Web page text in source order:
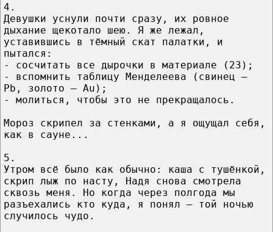
4.
Девушки уснули почти сразу, их ровное
дыхание щекотало шею. Я же лежал,
уставившись в тёмный скат палатки, и
пытался:
- сосчитать все дырочки в материале (23);
- вспомнить таблицу Менделеева (свинец —
Pb, золото — Au);
- молиться, чтобы это не прекращалось.
Мороз скрипел за стенками, а я ощущал себя,
как в сауне...
5.
Утром всё было как обычно: каша с тушёнкой,
скрип лыж по насту, Надя снова смотрела
сквозь меня. Но когда через полгода мы
разъехались кто куда, я понял — той ночью
случилось чудо.